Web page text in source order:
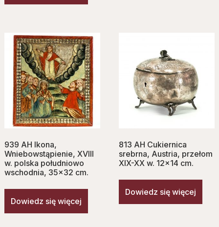
939 AH Ikona,
Wniebowstąpienie, XVIII
w. polska południowo
wschodnia, 35×32 cm.
Dowiedz się więcej
813 AH Cukiernica
srebrna, Austria, przełom
XIX-XX w. 12×14 cm.
Dowiedz się więcej